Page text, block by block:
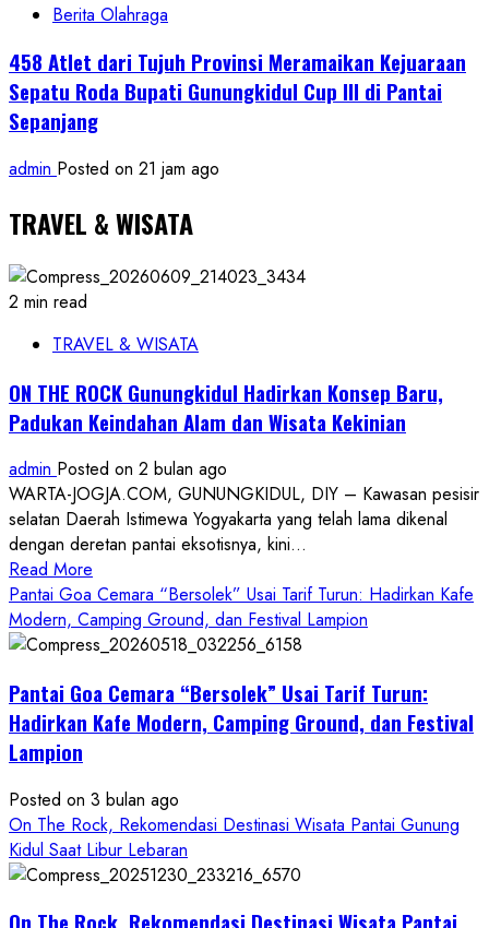
Berita Olahraga
458 Atlet dari Tujuh Provinsi Meramaikan Kejuaraan
Sepatu Roda Bupati Gunungkidul Cup III di Pantai
Sepanjang
admin Posted on 21 jam ago
TRAVEL & WISATA
2 min read
TRAVEL & WISATA
ON THE ROCK Gunungkidul Hadirkan Konsep Baru,
Padukan Keindahan Alam dan Wisata Kekinian
admin Posted on 2 bulan ago
WARTA-JOGJA.COM, GUNUNGKIDUL, DIY – Kawasan pesisir
selatan Daerah Istimewa Yogyakarta yang telah lama dikenal
dengan deretan pantai eksotisnya, kini...
Read More
more
about
ON
ROCK
Gunungkidul
Baru,
Padukan
Keindahan
Alam
Wisata
Pantai Goa Cemara “Bersolek” Usai Tarif Turun: Hadirkan Kafe
Modern, Camping Ground, dan Festival Lampion
Pantai Goa Cemara “Bersolek” Usai Tarif Turun:
Hadirkan Kafe Modern, Camping Ground, dan Festival
Lampion
Posted on 3 bulan ago
On The Rock, Rekomendasi Destinasi Wisata Pantai Gunung
Kidul Saat Libur Lebaran